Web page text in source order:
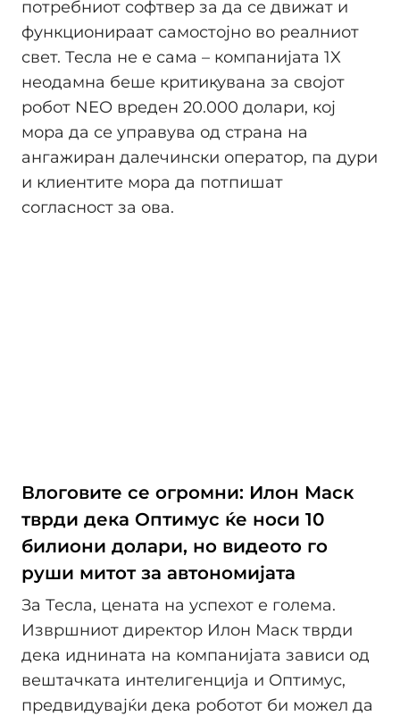
потребниот софтвер за да се движат и
функционираат самостојно во реалниот
свет. Тесла не е сама – компанијата 1X
неодамна беше критикувана за својот
робот NEO вреден 20.000 долари, кој
мора да се управува од страна на
ангажиран далечински оператор, па дури
и клиентите мора да потпишат
согласност за ова.
Влоговите се огромни: Илон Маск
тврди дека Оптимус ќе носи 10
билиони долари, но видеото го
руши митот за автономијата
За Тесла, цената на успехот е голема.
Извршниот директор Илон Маск тврди
дека иднината на компанијата зависи од
вештачката интелигенција и Оптимус,
предвидувајќи дека роботот би можел да